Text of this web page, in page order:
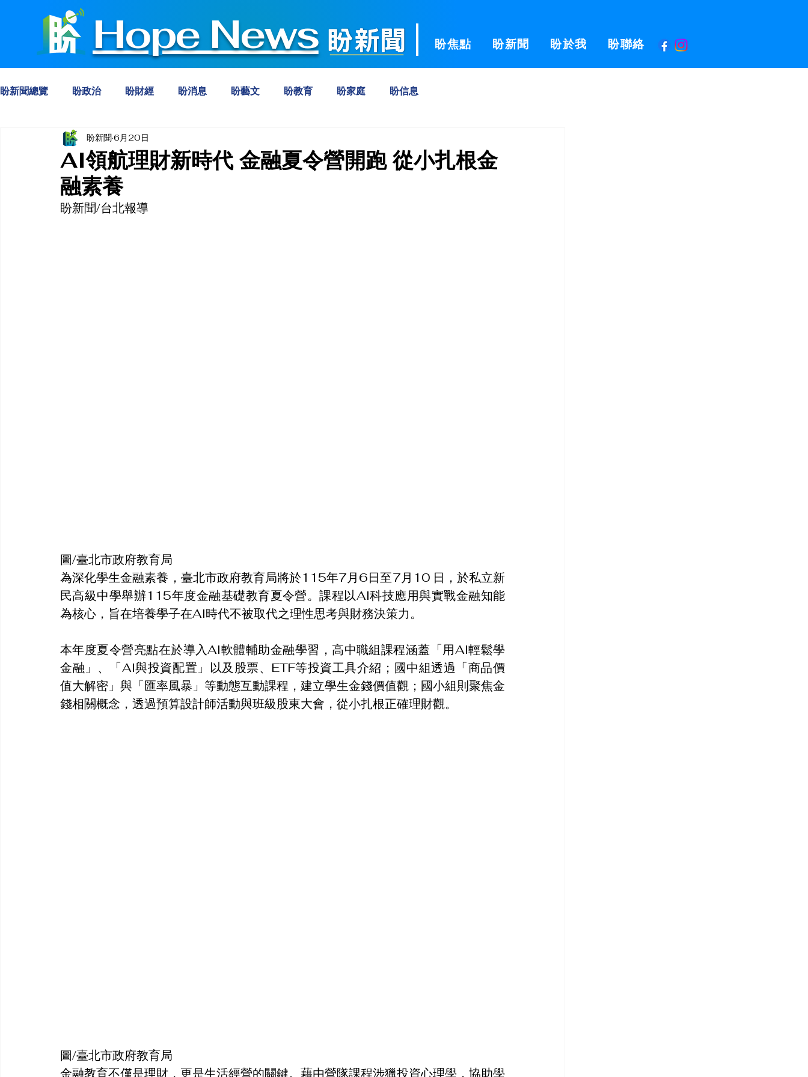
Hope News 盼焦點 盼新聞 盼於我 盼聯絡
盼新聞總覽 盼政治 盼財經 盼消息 盼藝文 盼教育 盼家庭 盼信息
AI領航理財新時代 金融夏令營開跑 從小扎根金
融素養
盼新聞6月20日
盼新聞/台北報導
圖/臺北市政府教育局
為深化學生金融素養，臺北市政府教育局將於115年7月6日至7月10 日，於私立新
民高級中學舉辦115年度金融基礎教育夏令營。課程以AI科技應用與實戰金融知能
為核心，旨在培養學子在AI時代不被取代之理性思考與財務決策力。
本年度夏令營亮點在於導入AI軟體輔助金融學習，高中職組課程涵蓋「用AI輕鬆學
金融」、「AI與投資配置」以及股票、ETF等投資工具介紹；國中組透過「商品價
值大解密」與「匯率風暴」等動態互動課程，建立學生金錢價值觀；國小組則聚焦金
錢相關概念，透過預算設計師活動與班級股東大會，從小扎根正確理財觀。
圖/臺北市政府教育局
金融教育不僅是理財，更是生活經營的關鍵。藉由營隊課程涉獵投資心理學，協助學